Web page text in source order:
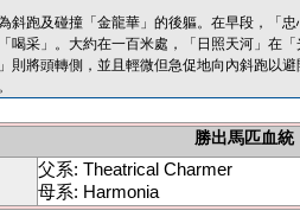
斜跑及碰撞「金龍華」的後軀。在早段，「
喝采」。大約在一百米處，「日照天河」在
則將頭轉側，並且輕微但急促地向內斜跑以
勝出馬匹血統
父系: Theatrical Charmer
母系: Harmonia